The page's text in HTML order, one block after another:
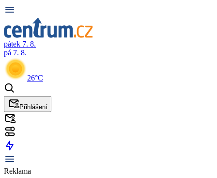
pátek 7. 8.
pá 7. 8.
26°C
Přihlášení
Reklama